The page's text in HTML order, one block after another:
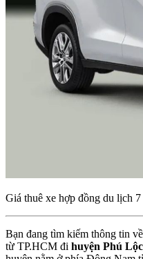
Giá thuê xe hợp đồng du lịch
Bạn đang tìm kiếm thông tin
từ TP.HCM đi huyện Phú